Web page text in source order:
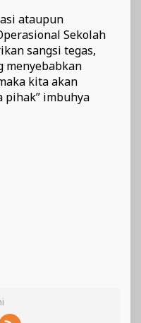
ataupun
Sekolah
sangsi tegas,
menyebabkan
kita akan
pihak” imbuhya